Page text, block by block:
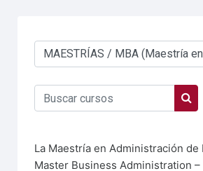
Categorías
Buscar cursos
La Maestría en Administración de
Master Business Administration –